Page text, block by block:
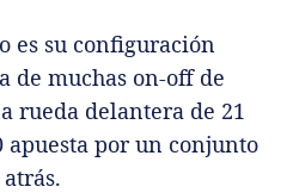
es su configuración
de muchas on-off de
rueda delantera de 21
apuesta por un conjunto